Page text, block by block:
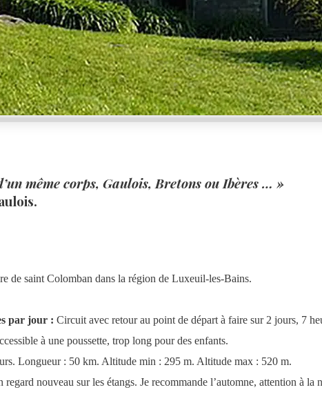
même corps, Gaulois, Bretons ou Ibères … »
de saint Colomban dans la région de Luxeuil-les-Bains.
par jour : Circuit avec retour au point de départ à faire sur 2 jours, 7
à une poussette, trop long pour des enfants.
Longueur : 50 km. Altitude min : 295 m. Altitude max : 520 m.
regard nouveau sur les étangs. Je recommande l’automne, attention à la